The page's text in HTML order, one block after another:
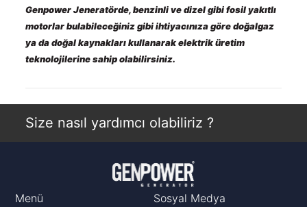
Genpower Jeneratörde, benzinli ve dizel gibi fosil yakıtlı
motorlar bulabileceğiniz gibi ihtiyacınıza göre doğalgaz
ya da doğal kaynakları kullanarak elektrik üretim
teknolojilerine sahip olabilirsiniz.
Size nasıl yardımcı olabiliriz ?
Menü Sosyal Medya